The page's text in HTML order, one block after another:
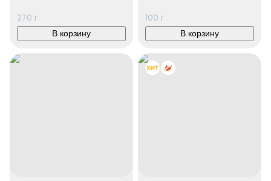
270 г
В корзину
100 г
В корзину